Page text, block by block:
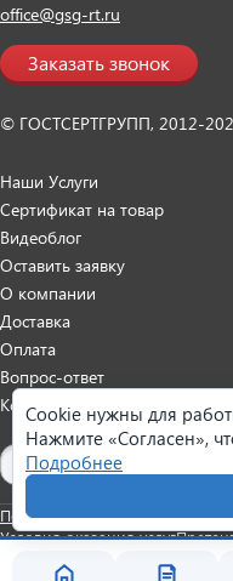
office@gsg-rt.ru
Заказать звонок
© ГОСТСЕРТГРУПП, 2012-
Наши Услуги
Сертификат на товар
Видеоблог
Оставить заявку
О компании
Доставка
Оплата
Вопрос-ответ
Контакты
Политика персональных
Условия оказания услуг
Cookie нужны для
Нажмите «Согласен»,
Подробнее